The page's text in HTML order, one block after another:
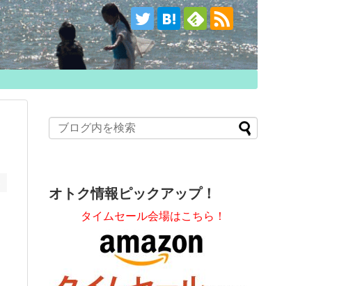
オトク情報ピックアップ！
タイムセール会場はこちら！